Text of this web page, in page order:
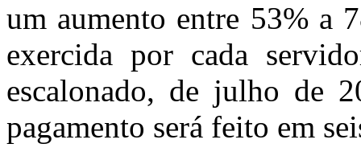
um aumento entre 53% a
exercida por cada
escalonado, de julho de
pagamento será feito em